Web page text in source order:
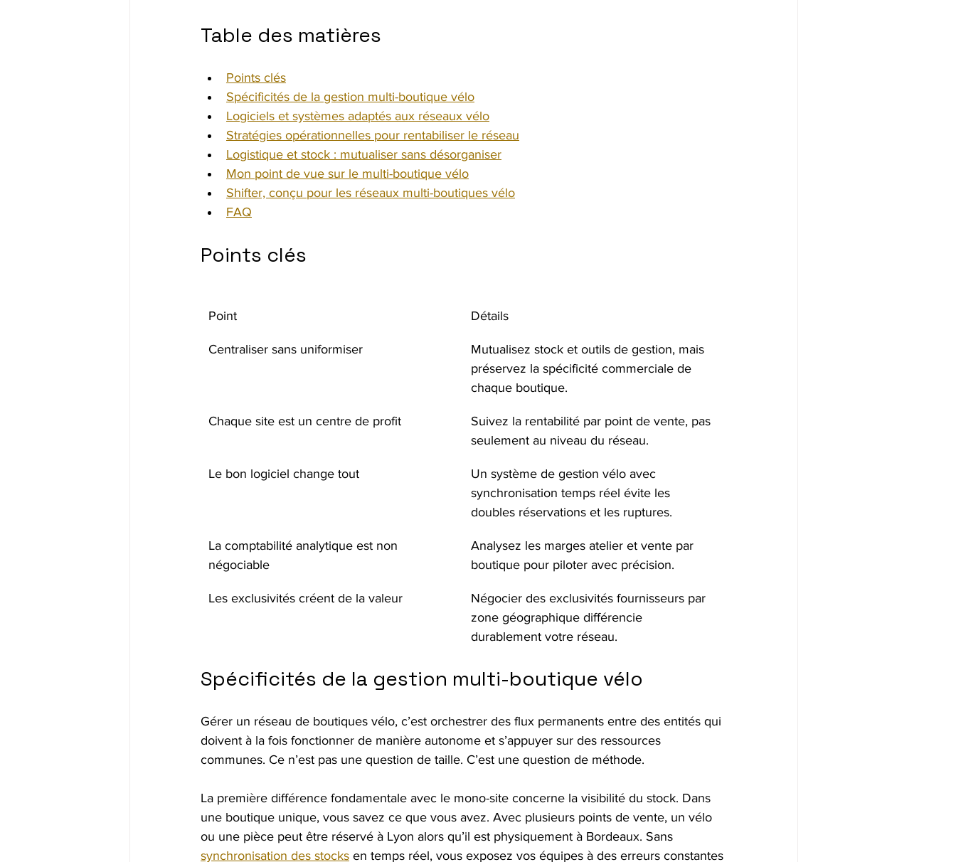
Table des matières
Points clés
Spécificités de la gestion multi-boutique vélo
Logiciels et systèmes adaptés aux réseaux vélo
Stratégies opérationnelles pour rentabiliser le réseau
Logistique et stock : mutualiser sans désorganiser
Mon point de vue sur le multi-boutique vélo
Shifter, conçu pour les réseaux multi-boutiques vélo
FAQ
Points clés
Point Détails
Centraliser sans uniformiser
Mutualisez stock et outils de gestion, mais
préservez la spécificité commerciale de
chaque boutique.
Chaque site est un centre de profit
Suivez la rentabilité par point de vente, pas
seulement au niveau du réseau.
Le bon logiciel change tout
Un système de gestion vélo avec
synchronisation temps réel évite les
doubles réservations et les ruptures.
La comptabilité analytique est non
négociable
Analysez les marges atelier et vente par
boutique pour piloter avec précision.
Les exclusivités créent de la valeur
Négocier des exclusivités fournisseurs par
zone géographique différencie
durablement votre réseau.
Spécificités de la gestion multi-boutique vélo
Gérer un réseau de boutiques vélo, c’est orchestrer des flux permanents entre des entités qui
doivent à la fois fonctionner de manière autonome et s’appuyer sur des ressources
communes. Ce n’est pas une question de taille. C’est une question de méthode.
La première différence fondamentale avec le mono-site concerne la visibilité du stock. Dans
une boutique unique, vous savez ce que vous avez. Avec plusieurs points de vente, un vélo
ou une pièce peut être réservé à Lyon alors qu’il est physiquement à Bordeaux. Sans
synchronisation des stocks en temps réel, vous exposez vos équipes à des erreurs constantes